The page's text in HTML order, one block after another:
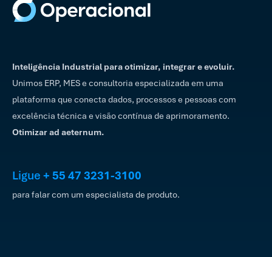
Inteligência Industrial para otimizar, integrar e evoluir.
Unimos ERP, MES e consultoria especializada em uma
plataforma que conecta dados, processos e pessoas com
excelência técnica e visão contínua de aprimoramento.
Otimizar ad aeternum.
Ligue+ 55 47 3231-3100
para falar com um especialista de produto.